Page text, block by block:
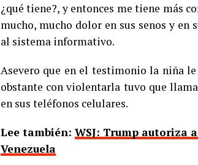
¿qué tiene?, y entonces me tiene más
mucho, mucho dolor en sus senos y
al sistema informativo.
Asevero que en el testimonio la niña
obstante con violentarla tuvo que
en sus teléfonos celulares.
Lee también: WSJ: Trump autoriza
Venezuela